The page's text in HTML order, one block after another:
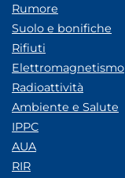
Rumore
Suolo e bonifiche
Rifiuti
Elettromagnetismo
Radioattività
Ambiente e Salute
IPPC
AUA
RIR